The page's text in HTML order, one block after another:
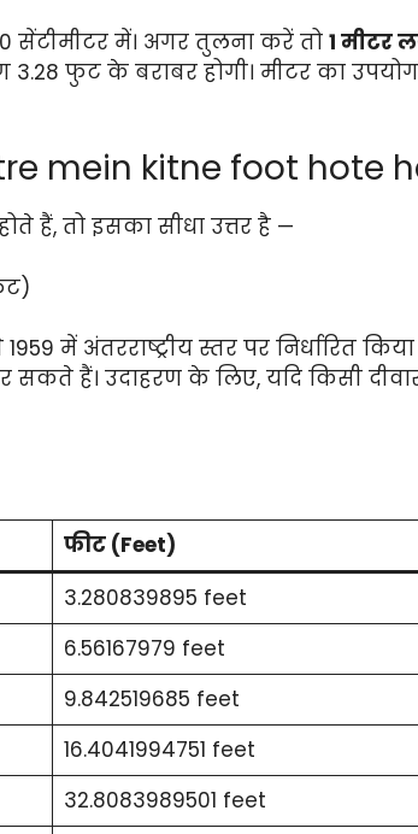
सेंटीमीटर में। अगर तुलना करें तो 1 मीटर
फुट के बराबर होगी। मीटर का
mein kitne foot hote
हैं, तो इसका सीधा उत्तर है —
में अंतरराष्ट्रीय स्तर पर निर्धारित
हैं। उदाहरण के लिए, यदि किसी
फीट (Feet)
3.280839895 feet
6.56167979 feet
9.842519685 feet
16.4041994751 feet
32.8083989501 feet